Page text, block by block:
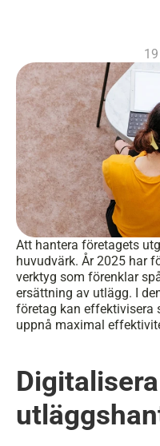
Att hantera företagets
huvudvärk. År 2025 har
verktyg som förenklar
ersättning av utlägg. I
företag kan
uppnå maximal
Digitalisera